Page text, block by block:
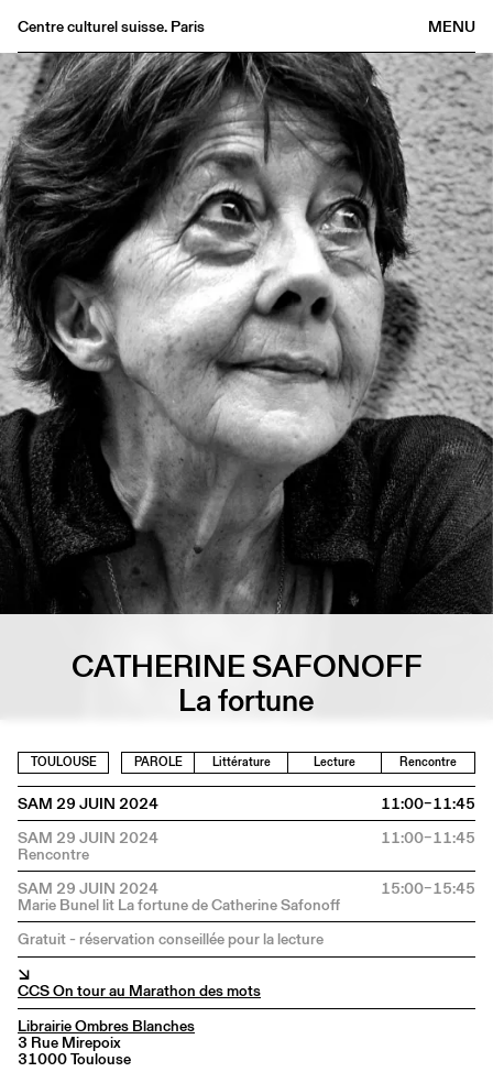
MENU
Centre culturel suisse. Paris
Agenda
Librairie
Buvette
Archives
Médiathèque
Éditions
Informations
FR/ EN
CATHERINE SAFONOFF
La fortune
TOULOUSE PAROLE Littérature Lecture Rencontre
SAM 29 JUIN 2024
11:00–11:45
SAM 29 JUIN 2024
11:00–11:45
SAM 29 JUIN 2024 15:00–15:45
Gratuit - réservation conseillée pour la lecture
↘
CCS On tour au Marathon des mots
Librairie Ombres Blanches
3 Rue Mirepoix
31000 Toulouse